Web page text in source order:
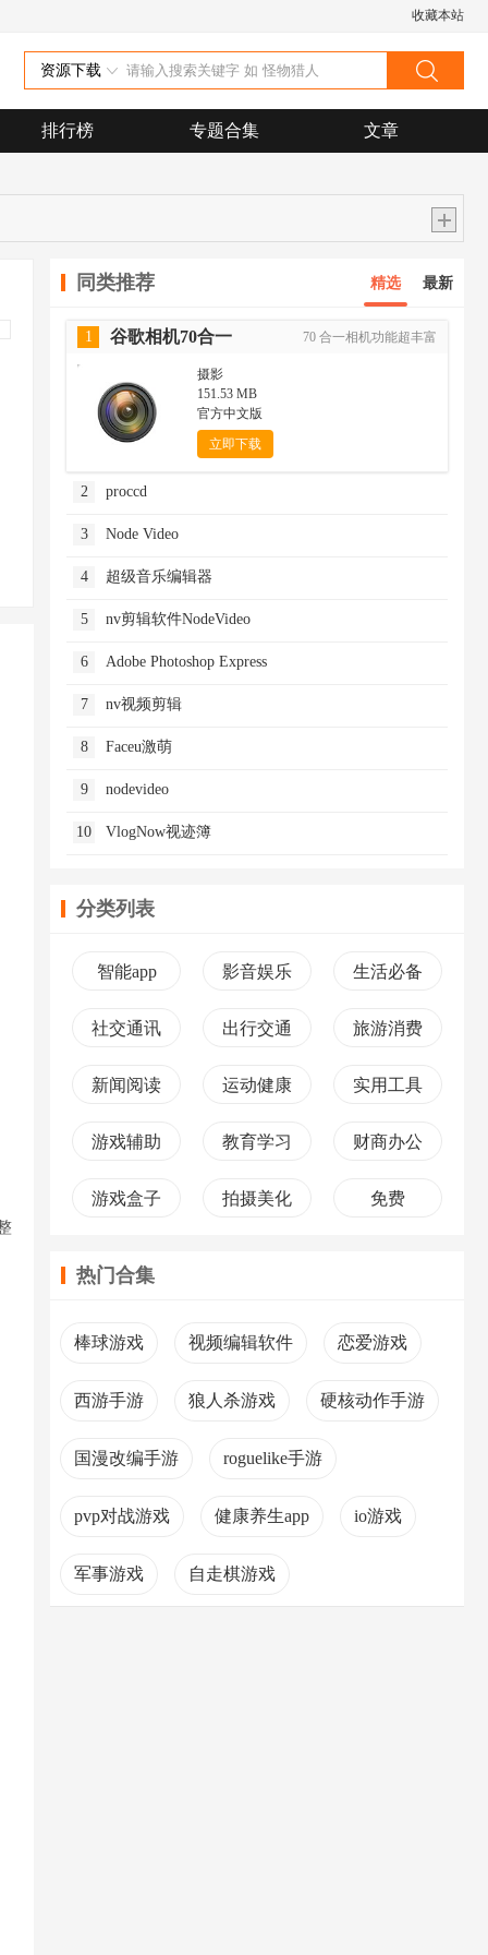
收藏本站
资源下载
排行榜 专题合集 文章
同类推荐 精选 最新
1 谷歌相机70合一 70 合一相机功能超丰富
摄影
151.53 MB
官方中文版
立即下载
2 proccd
3 Node Video
4 超级音乐编辑器
5 nv剪辑软件NodeVideo
6 Adobe Photoshop Express
7 nv视频剪辑
8 Faceu激萌
9 nodevideo
10 VlogNow视迹簿
分类列表
智能app 影音娱乐 生活必备
社交通讯 出行交通 旅游消费
新闻阅读 运动健康 实用工具
游戏辅助 教育学习 财商办公
游戏盒子 拍摄美化 免费
热门合集
棒球游戏 视频编辑软件 恋爱游戏
西游手游 狼人杀游戏 硬核动作手游
国漫改编手游 roguelike手游
pvp对战游戏 健康养生app io游戏
军事游戏 自走棋游戏